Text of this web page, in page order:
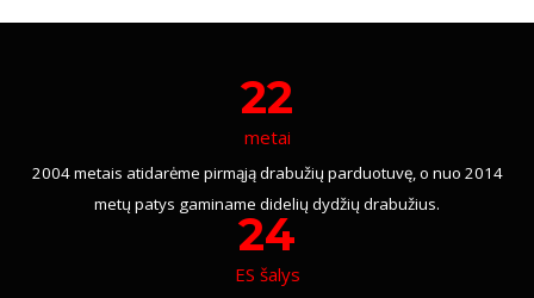
22
metai
2004 metais atidarėme pirmąją drabužių parduotuvę, o nuo 2014
metų patys gaminame didelių dydžių drabužius.
24
ES šalys